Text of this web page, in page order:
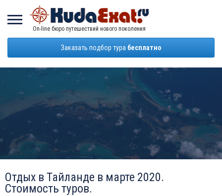
On-line бюро путешествий нового поколения
Заказать подбор тура бесплатно
Отдых в Тайланде в марте 2020.
Стоимость туров.